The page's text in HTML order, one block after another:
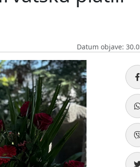
Datum objave: